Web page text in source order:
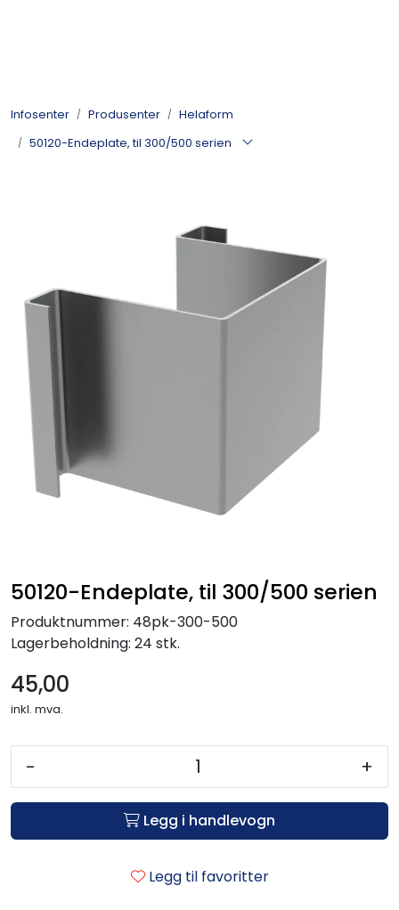
Infosenter Produsenter
Helaform
50120-Endeplate, til 300/500 serien
50120-Endeplate, til 300/500 serien
Produktnummer: 48pk-300-500
Lagerbeholdning: 24 stk.
45,00
inkl. mva.
- +
Legg i handlevogn
Legg til favoritter
Kontakt oss